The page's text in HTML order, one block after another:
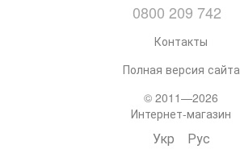
0800 209 742
Контакты
Полная версия сайта
© 2011—2026
Интернет-магазин
Укр Рус